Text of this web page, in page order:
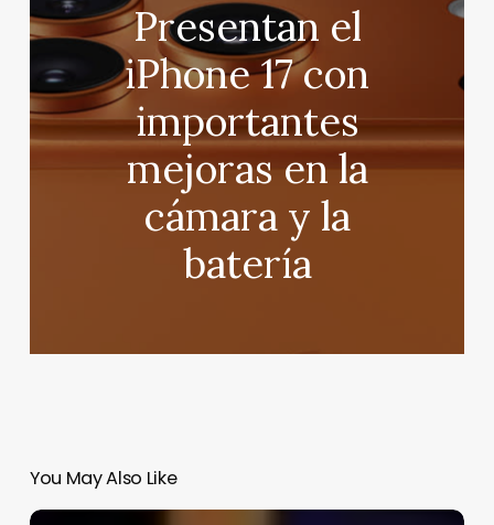
Presentan el
iPhone 17 con
importantes
mejoras en la
cámara y la
batería
You May Also Like